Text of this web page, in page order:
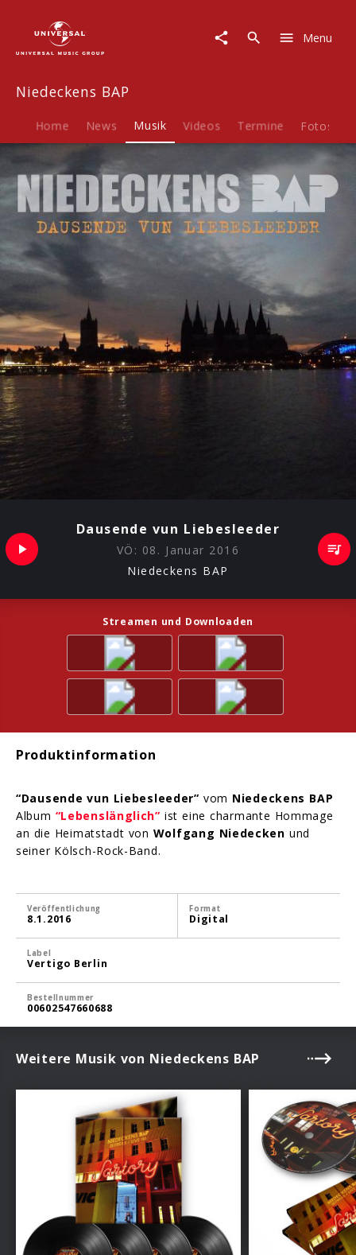
Musik
Dausende
Liebesleeder
Menu
Niedeckens BAP
Home News Musik Videos Termine Fotos
Dausende vun Liebesleeder
VÖ: 08. Januar 2016
Niedeckens BAP
Streamen und Downloaden
Produktinformation
“Dausende vun Liebesleeder” vom Niedeckens BAP
Album “Lebenslänglich” ist eine charmante Hommage
an die Heimatstadt von Wolfgang Niedecken und
seiner Kölsch-Rock-Band.
Veröffentlichung
8.1.2016
Format
Digital
Label
Vertigo Berlin
Bestellnummer
00602547660688
Weitere Musik von Niedeckens BAP